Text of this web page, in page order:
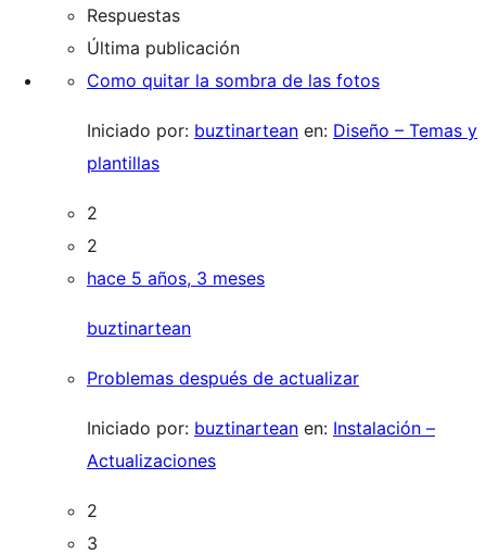
Respuestas
Última publicación
Como quitar la sombra de las fotos
Iniciado por: buztinartean en: Diseño – Temas y
plantillas
2
2
hace 5 años, 3 meses
buztinartean
Problemas después de actualizar
Iniciado por: buztinartean en: Instalación –
Actualizaciones
2
3